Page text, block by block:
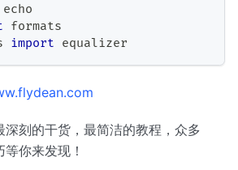
echo
formats
import equalizer
深刻的干货，最简洁的教程，众多
你来发现！